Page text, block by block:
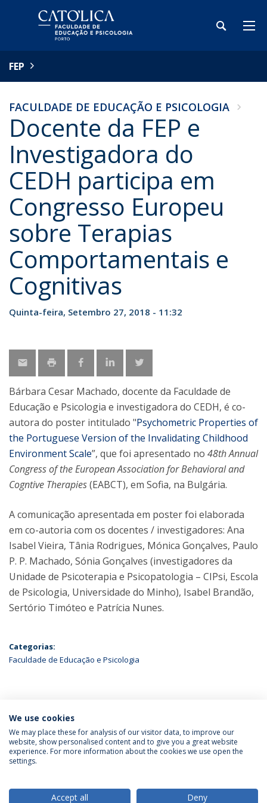
FEP
FACULDADE DE EDUCAÇÃO E PSICOLOGIA
Docente da FEP e
Investigadora do
CEDH participa em
Congresso Europeu
sobre Terapias
Comportamentais e
Cognitivas
Quinta-feira, Setembro 27, 2018 - 11:32
Bárbara Cesar Machado, docente da Faculdade de
Educação e Psicologia e investigadora do CEDH, é co-
autora do poster intitulado "Psychometric Properties of
the Portuguese Version of the Invalidating Childhood
Environment Scale”, que foi apresentado no 48th Annual
Congress of the European Association for Behavioral and
Cogntive Therapies(EABCT), em Sofia, na Bulgária.
A comunicação apresentada em poster foi elaborada
em co-autoria com os docentes / investigadores: Ana
Isabel Vieira, Tânia Rodrigues, Mónica Gonçalves, Paulo
P. P. Machado, Sónia Gonçalves (investigadores da
Unidade de Psicoterapia e Psicopatologia – CIPsi, Escola
de Psicologia, Universidade do Minho), Isabel Brandão,
Sertório Timóteo e Patrícia Nunes.
Categorias:
Faculdade de Educação e Psicologia
ÚLTIMAS NOTÍCIAS
Política de Privacidade
Termos & Condições
We use cookies
We may place these for analysis of our visitor data, to improve our
website, show personalised content and to give you a great website
experience. For more information about the cookies we use open the
settings.
Accept all Deny